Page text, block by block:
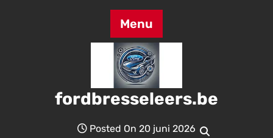
Menu
fordbresseleers.be
Posted On 20 juni 2026